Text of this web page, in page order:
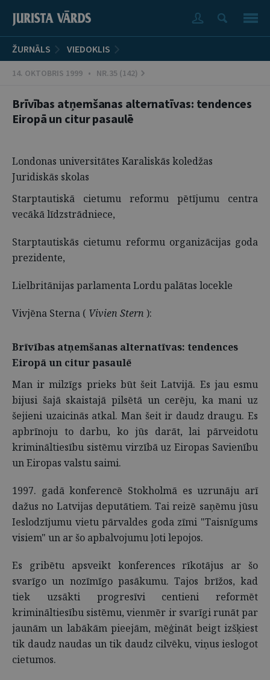
ŽURNĀLS VIEDOKLIS
14. OKTOBRIS 1999 • NR.35 (142)
Brīvības atņemšanas alternatīvas: tendences
Eiropā un citur pasaulē
Londonas universitātes Karaliskās koledžas
Juridiskās skolas
Starptautiskā cietumu reformu pētījumu centra
vecākā līdzstrādniece,
Starptautiskās cietumu reformu organizācijas goda
prezidente,
Lielbritānijas parlamenta Lordu palātas locekle
Vivjēna Sterna ( Vivien Stern ):
Brīvības atņemšanas alternatīvas: tendences
Eiropā un citur pasaulē
Man ir milzīgs prieks būt šeit Latvijā. Es jau esmu
bijusi šajā skaistajā pilsētā un cerēju, ka mani uz
šejieni uzaicinās atkal. Man šeit ir daudz draugu. Es
apbrīnoju to darbu, ko jūs darāt, lai pārveidotu
krimināltiesību sistēmu virzībā uz Eiropas Savienību
un Eiropas valstu saimi.
1997. gadā konferencē Stokholmā es uzrunāju arī
dažus no Latvijas deputātiem. Tai reizē saņēmu jūsu
Ieslodzījumu vietu pārvaldes goda zīmi "Taisnīgums
visiem" un ar šo apbalvojumu ļoti lepojos.
Es gribētu apsveikt konferences rīkotājus ar šo
svarīgo un nozīmīgo pasākumu. Tajos brīžos, kad
tiek uzsākti progresīvi centieni reformēt
krimināltiesību sistēmu, vienmēr ir svarīgi runāt par
jaunām un labākām pieejām, mēģināt beigt izšķiest
tik daudz naudas un tik daudz cilvēku, viņus ieslogot
cietumos.